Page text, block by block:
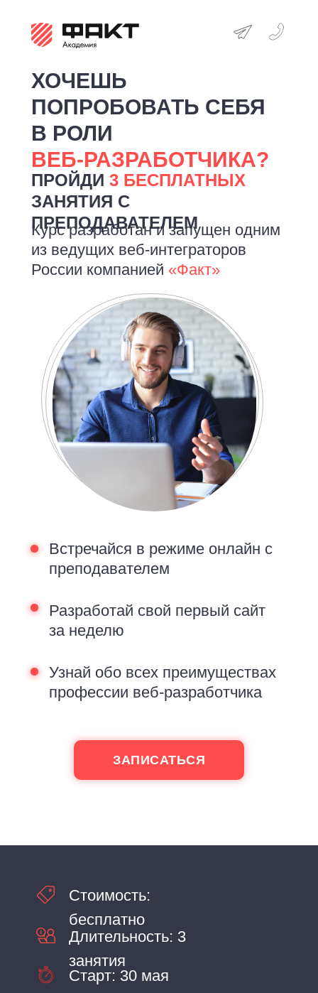
ПРОЙДИ 3 БЕСПЛАТНЫХ
ЗАНЯТИЯ С
ПРЕПОДАВАТЕЛЕМ
Курс разработан и запущен одним
из ведущих веб‑интеграторов
России компанией «Факт»
ЗАПИСАТЬСЯ
Встречайся в режиме онлайн с
преподавателем
Разработай свой первый сайт
за неделю
Узнай обо всех преимуществах
профессии веб‑разработчика
ХОЧЕШЬ
ПОПРОБОВАТЬ СЕБЯ
В РОЛИ
ВЕБ‑РАЗРАБОТЧИКА?
Старт: 30 мая
Длительность: 3
занятия
Стоимость:
бесплатно